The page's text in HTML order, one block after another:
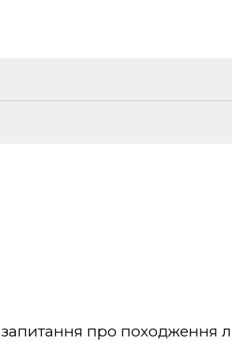
про походження